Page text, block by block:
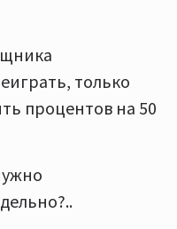
только
процентов на 50